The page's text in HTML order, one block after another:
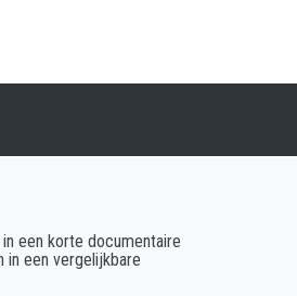
een korte documentaire
in een vergelijkbare